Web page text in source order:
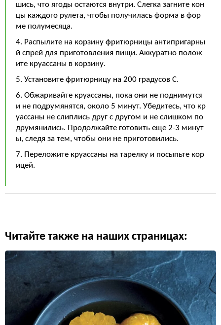
шись, что ягоды остаются внутри. Слегка загните кон
цы каждого рулета, чтобы получилась форма в фор
ме полумесяца.
4. Распылите на корзину фритюрницы антипригарны
й спрей для приготовления пищи. Аккуратно полож
ите круассаны в корзину.
5. Установите фритюрницу на 200 градусов C.
6. Обжаривайте круассаны, пока они не поднимутся
и не подрумянятся, около 5 минут. Убедитесь, что кр
уассаны не слиплись друг с другом и не слишком по
друмянились. Продолжайте готовить еще 2-3 минут
ы, следя за тем, чтобы они не приготовились.
7. Переложите круассаны на тарелку и посыпьте кор
ицей.
Читайте также на наших страницах: